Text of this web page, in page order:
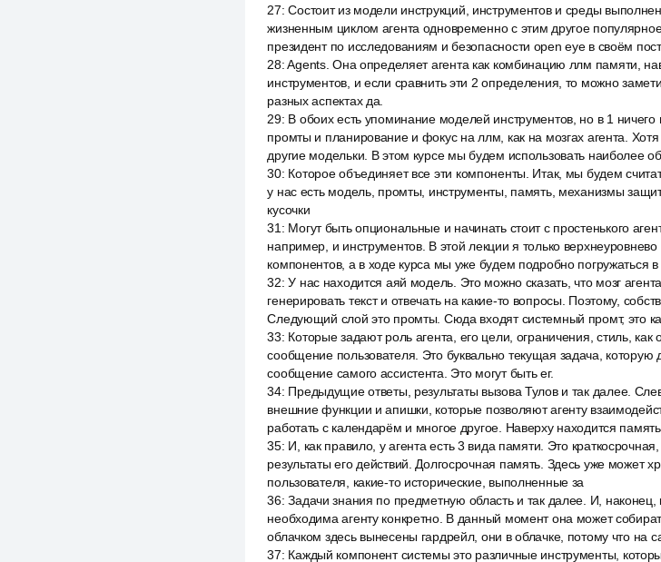
27:Состоит из модели инструкций, инструментов и среды
жизненным циклом агента одновременно с этим другое
президент по исследованиям и безопасности open eye в своём
28:Agents. Она определяет агента как комбинацию ллм памяти,
инструментов, и если сравнить эти 2 определения, то можно
разных аспектах да.
29: В обоих есть упоминание моделей инструментов, но в 1
промты и планирование и фокус на ллм, как на мозгах агента.
другие модельки. В этом курсе мы будем использовать наиболее
30: Которое объединяет все эти компоненты. Итак, мы будем
у нас есть модель, промты, инструменты, память, механизмы
кусочки
31 : Могут быть опциональные и начинать стоит с простенького
например, и инструментов. В этой лекции я только
компонентов, а в ходе курса мы уже будем подробно погружаться
32:У нас находится аяй модель. Это можно сказать, что мозг
генерировать текст и отвечать на какие-то вопросы. Поэтому,
Следующий слой это промты. Сюда входят системный промт, это
33: Которые задают роль агента, его цели, ограничения, стиль,
сообщение пользователя. Это буквально текущая задача, которую
сообщение самого ассистента. Это могут быть ег.
34: Предыдущие ответы, результаты вызова Тулов и так далее.
внешние функции и апишки, которые позволяют агенту
работать с календарём и многое другое. Наверху находится память
35: И, как правило, у агента есть 3 вида памяти. Это
результаты его действий. Долгосрочная память. Здесь уже может
пользователя, какие-то исторические, выполненные за
36:Задачи знания по предметную область и так далее. И,
необходима агенту конкретно. В данный момент она может
облачком здесь вынесены гардрейл, они в облачке, потому что на
37: Каждый компонент системы это различные инструменты,